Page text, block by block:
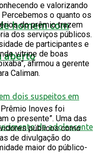
homem com
aberto
e valorizando
o quanto os
do prêmio trazem
dos serviços públicos.
de participantes e
vitrine de boas
afirmou a gerente
Caliman.
Prêmio Inoves foi
o presente”. Uma das
públicos como
de divulgação do
maior do público-